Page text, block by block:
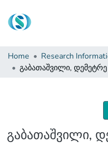
Communities & Collections
Browse
Home Research
გაბათაშვილი, დემეტრე
გაბათაშვილი,